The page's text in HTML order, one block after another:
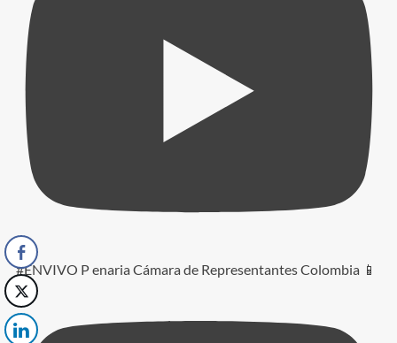
#ENVIVO P enaria Cámara de Representantes Colombia 📱